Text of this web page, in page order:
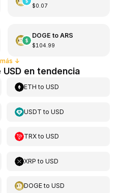
$0.07
DOGE to ARS
$104.99
↓
en tendencia
ETH toUSD
USDT toUSD
TRXtoUSD
XRP toUSD
DOGEtoUSD